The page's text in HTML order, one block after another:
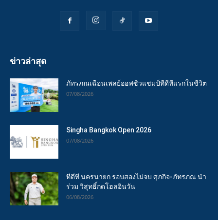
ข่าวล่าสุด
ภัทรภณเฉือนเพลย์ออฟซิวแชมป์ทีดีทีแรกในชีวิต
07/08/2026
Singha Bangkok Open 2026
07/08/2026
ทีดีที นครนายก รอบสองไม่จบ ศุภกิจ-ภัทรภณ นำ
ร่วม วิสุทธิ์กดโฮลอินวัน
06/08/2026